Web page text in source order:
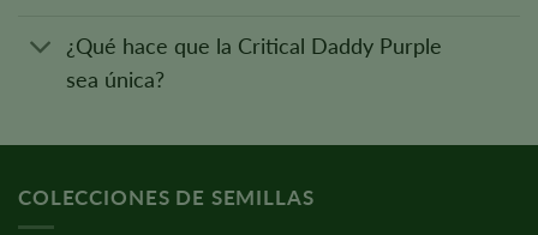
¿Qué hace que la Critical Daddy Purple
sea única?
COLECCIONES DE SEMILLAS